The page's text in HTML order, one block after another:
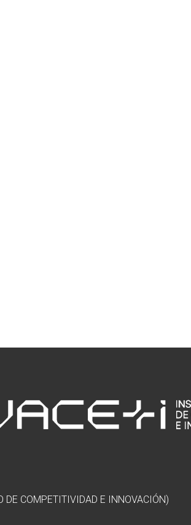
DE COMPETITIVIDAD E INNOVACIÓN)